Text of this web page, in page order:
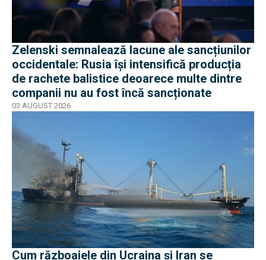
Zelenski semnalează lacune ale sancțiunilor
occidentale: Rusia își intensifică producția
de rachete balistice deoarece multe dintre
companii nu au fost încă sancționate
03 AUGUST 2026
Cum războaiele din Ucraina și Iran se